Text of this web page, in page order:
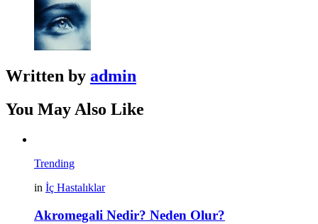
Written by admin
You May Also Like
Trending
in İç Hastalıklar
Akromegali Nedir? Neden Olur?